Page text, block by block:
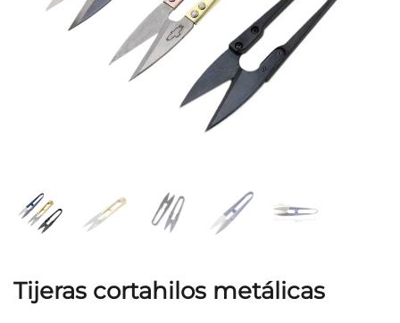
Tijeras cortahilos metálicas